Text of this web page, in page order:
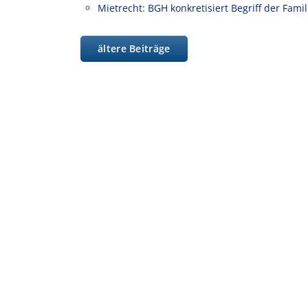
Mietrecht: BGH konkretisiert Begriff der
ältere Beiträge